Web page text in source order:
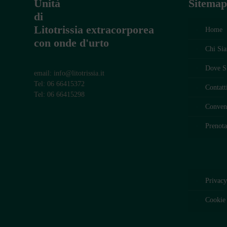
Unità
di
Litotrissia extracorporea
con onde d'urto
email: info@litotrissia.it
Tel: 06 66415372
Tel: 06 66415298
Sitemap
Home
Chi
Dove